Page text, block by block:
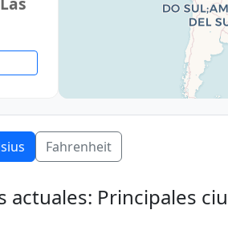
Fahrenheit
actuales: Principales